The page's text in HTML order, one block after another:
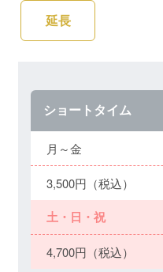
延長
ショートタイム
月～金
3,500円（税込）
土・日・祝
4,700円（税込）